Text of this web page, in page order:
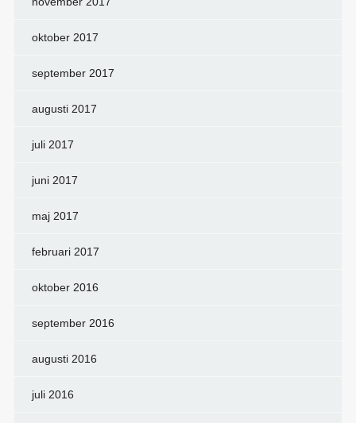
oktober 2017
september 2017
augusti 2017
juli 2017
juni 2017
maj 2017
februari 2017
oktober 2016
september 2016
augusti 2016
juli 2016